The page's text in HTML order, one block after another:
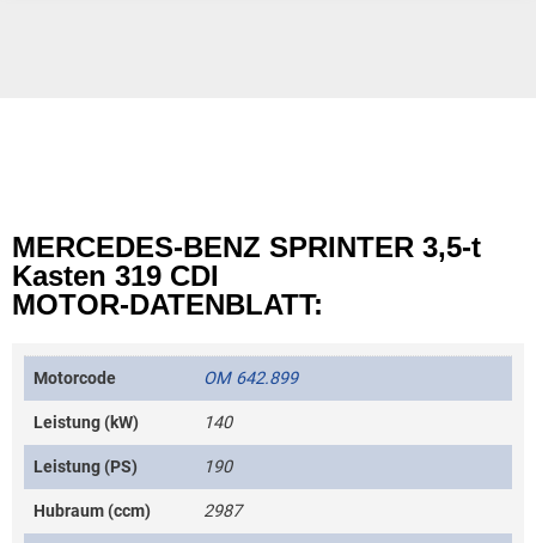
MERCEDES-BENZ SPRINTER 3,5-t
Kasten 319 CDI
MOTOR-DATENBLATT:
Motorcode OM 642.899
Leistung (kW) 140
Leistung (PS) 190
Hubraum (ccm) 2987